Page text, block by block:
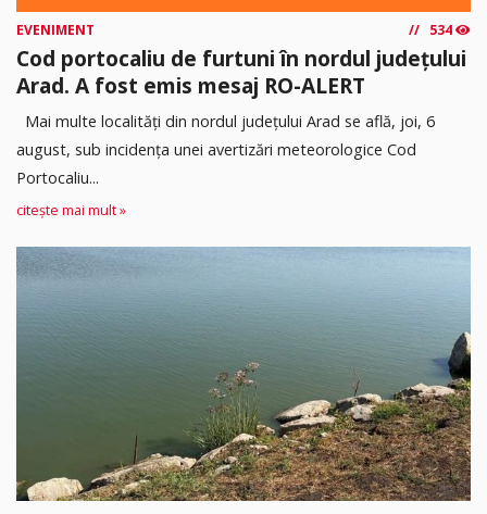
EVENIMENT 534
Cod portocaliu de furtuni în nordul județului
Arad. A fost emis mesaj RO-ALERT
Mai multe localități din nordul județului Arad se află, joi, 6
august, sub incidența unei avertizări meteorologice Cod
Portocaliu...
citește mai mult »